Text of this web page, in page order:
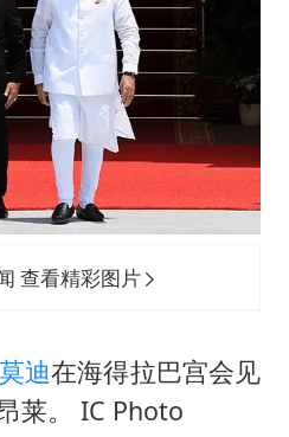
查看精彩图片
莫迪在海得拉巴宫会见
莱。 IC Photo